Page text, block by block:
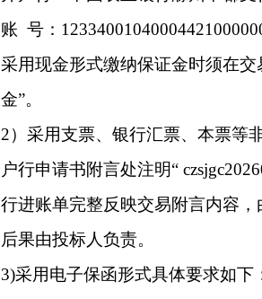
账 号：
采用现金形式缴纳保证金时须在
金”。
2）采用支票、银行汇票、本票等
户行申请书附言处注明“
行进账单完整反映交易附言内容
后果由投标人负责。
3)采用电子保函形式具体要求如下